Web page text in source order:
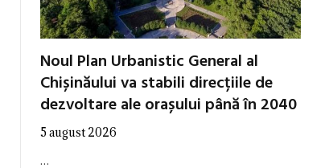
Noul Plan Urbanistic General al
Chișinăului va stabili direcțiile de
dezvoltare ale orașului până în 2040
5 august 2026
…